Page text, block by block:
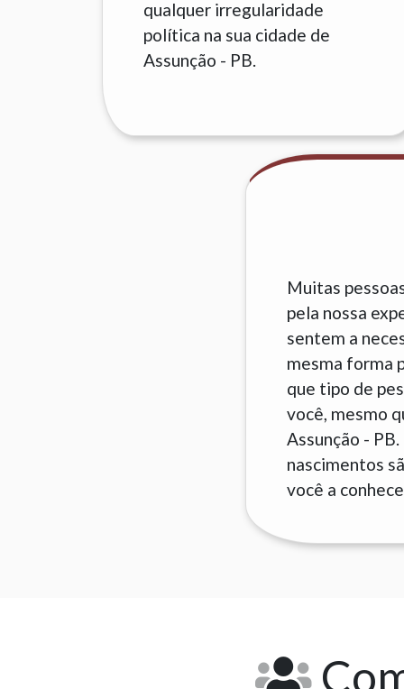
qualquer irregularidade
política na sua cidade de
Assunção - PB.
Muitas
pela nossa
sentem a
mesma forma
que tipo de
você, mesmo
Assunção -
nascimentos
você a